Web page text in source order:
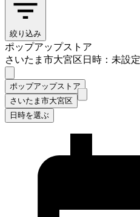
絞り込み
ポップアップストア
さいたま市大宮区日時：未設定
ポップアップストア
さいたま市大宮区
日時を選ぶ